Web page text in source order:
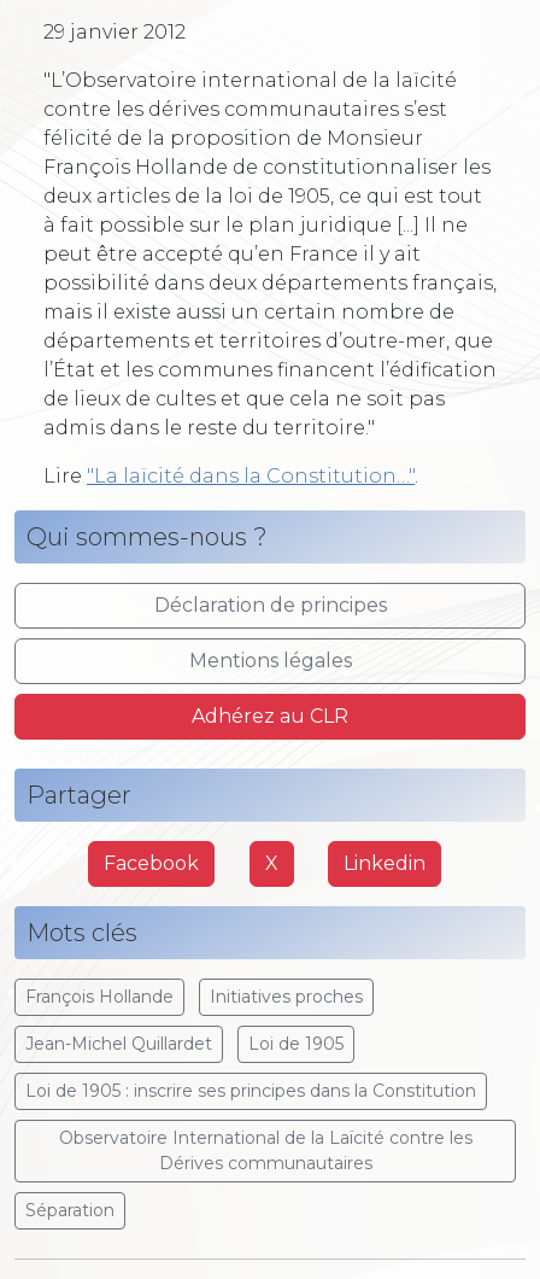
29 janvier 2012
"L’Observatoire international de la laïcité
contre les dérives communautaires s’est
félicité de la proposition de Monsieur
François Hollande de constitutionnaliser les
deux articles de la loi de 1905, ce qui est tout
à fait possible sur le plan juridique [...] Il ne
peut être accepté qu’en France il y ait
possibilité dans deux départements français,
mais il existe aussi un certain nombre de
départements et territoires d’outre-mer, que
l’État et les communes financent l’édification
de lieux de cultes et que cela ne soit pas
admis dans le reste du territoire."
Lire "La laïcité dans la Constitution…"
Qui sommes-nous ?
Déclaration de principes
Mentions légales
Adhérez au CLR
Partager
Facebook X Linkedin
Mots clés
François Hollande Initiatives proches
Jean-Michel Quillardet Loi de 1905
Loi de 1905 : inscrire ses principes dans la Constitution
Observatoire International de la Laïcité contre les
Dérives communautaires
Séparation